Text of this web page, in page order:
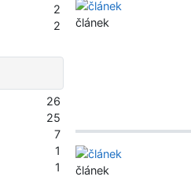
článek
článek
2
2
26
25
7
1
1